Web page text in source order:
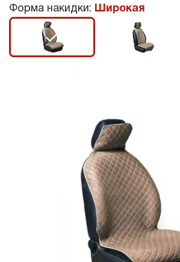
Форма накидки: Широкая
r